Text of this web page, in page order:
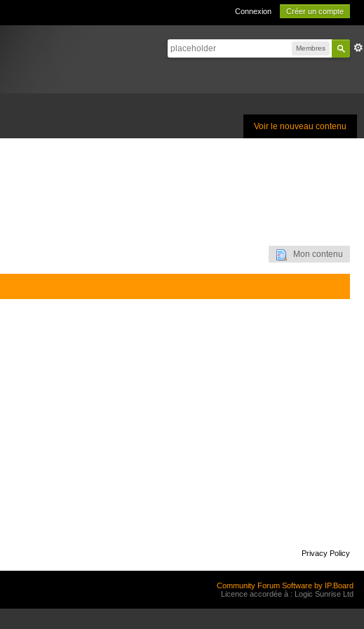
Connexion Créer un compte
Membres
Voir le nouveau contenu
Mon contenu
Privacy Policy
Community Forum Software by IP.Board
Licence accordée à : Logic Sunrise Ltd